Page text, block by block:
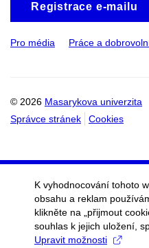
Registrace e-mailu
Pro média Práce a
© 2026 Masarykova univerzita
Správce stránek
Cookies
K vyhodnocování tohoto
obsahu a reklam
klikněte na „přijmout
souhlas k jejich uložení,
Upravit možnosti